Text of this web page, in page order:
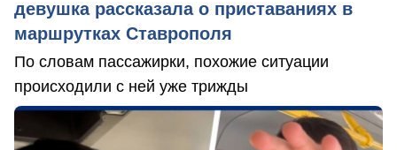
девушка рассказала о приставаниях в
маршрутках Ставрополя
По словам пассажирки, похожие ситуации
происходили с ней уже трижды